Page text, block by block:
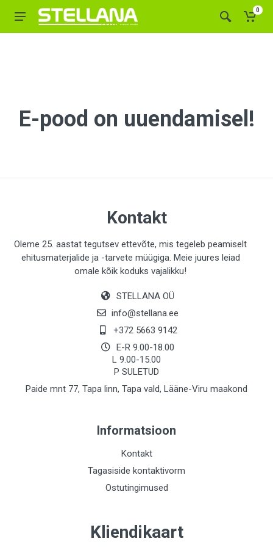
0
E-pood on uuendamisel!
Kontakt
Oleme 25. aastat tegutsev ettevõte, mis tegeleb peamiselt
ehitusmaterjalide ja -tarvete müügiga. Meie juures leiad
omale kõik koduks vajalikku!
STELLANA OÜ
info@stellana.ee
+372 5663 9142
E-R 9.00-18.00
L 9.00-15.00
P SULETUD
Paide mnt 77, Tapa linn, Tapa vald, Lääne-Viru maakond
Informatsioon
Kontakt
Tagasiside kontaktivorm
Ostutingimused
Kliendikaart